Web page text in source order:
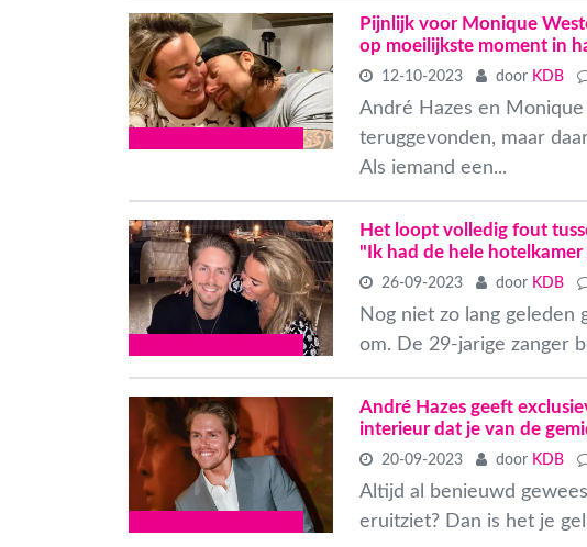
Pijnlijk voor Monique
op moeilijkste moment in
12-10-2023 door KDB
André Hazes en
teruggevonden, maar
Als iemand een...
Het loopt volledig fout
"Ik had de hele hotelkamer
26-09-2023 door KDB
Nog niet zo lang geleden
om. De 29-jarige zanger
André Hazes geeft
interieur dat je van de
20-09-2023 door KDB
Altijd al benieuwd
eruitziet? Dan is het je